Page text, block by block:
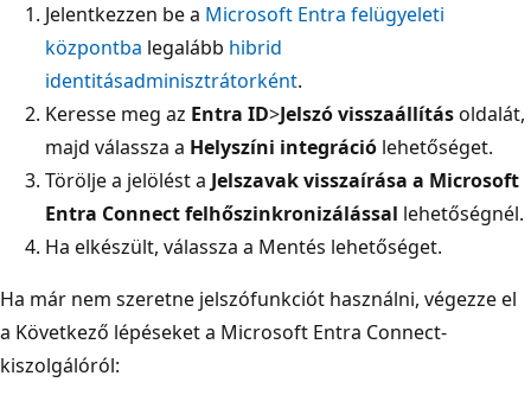
Jelentkezzen be a Microsoft Entra felügyeleti
központba legalább hibrid
identitásadminisztrátorként.
Keresse meg az Entra ID>Jelszó visszaállításoldalát,
majd válassza a Helyszíni integráció lehetőséget.
Törölje a jelölést a Jelszavak visszaírása a Microsoft
Entra Connect felhőszinkronizálással lehetőségnél.
Ha elkészült, válassza a Mentés lehetőséget.
Ha már nem szeretne jelszófunkciót használni, végezze el
a Következő lépéseket a Microsoft Entra Connect-
kiszolgálóról: